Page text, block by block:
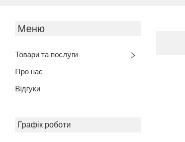
Товари та послуги
Про нас
Відгуки
Графік роботи